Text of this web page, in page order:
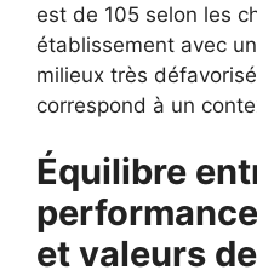
est de 105 selon les
établissement avec
milieux très
correspond à un
Équilibre
et valeurs